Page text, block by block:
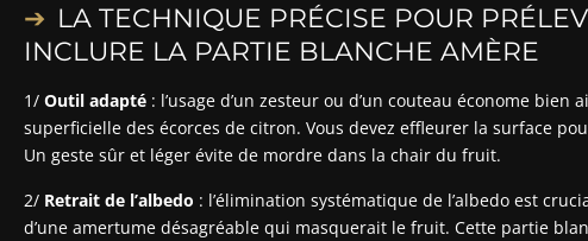
LA TECHNIQUE PRÉCISE POUR
INCLURE LA PARTIE BLANCHE AMÈRE
1/ Outil adapté : l’usage d’un zesteur ou d’un couteau économe
superficielle des écorces de citron. Vous devez effleurer la surface
Un geste sûr et léger évite de mordre dans la chair du fruit.
2/ Retrait de l’albedo : l’élimination systématique de l’albedo est
d’une amertume désagréable qui masquerait le fruit. Cette partie